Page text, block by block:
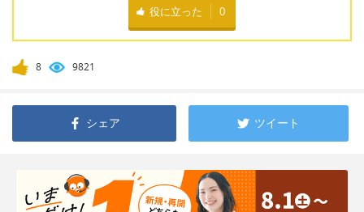
役に立った 0
8 9821
シェア ツイート